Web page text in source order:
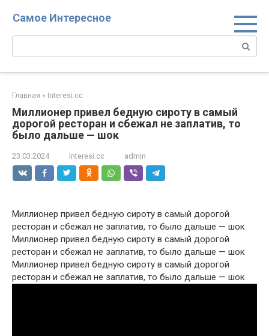
Самое Интересное
Поиск:
Главная » Interesi.cc
Миллионер привел бедную сироту в самый
дорогой ресторан и сбежал не заплатив, то
было дальше — шок
23.03.2024 Interesi.cc admin
Миллионер привел бедную сироту в самый дорогой
ресторан и сбежал не заплатив, то было дальше — шок
Миллионер привел бедную сироту в самый дорогой
ресторан и сбежал не заплатив, то было дальше — шок
Миллионер привел бедную сироту в самый дорогой
ресторан и сбежал не заплатив, то было дальше — шок